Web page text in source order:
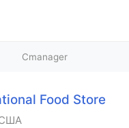
Cmanager
Food Store